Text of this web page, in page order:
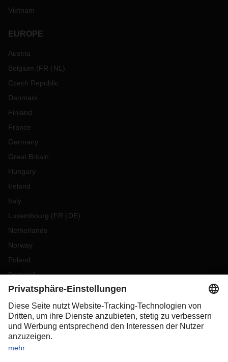
Vietnam
EUROPE
Austria
Belgium (FR NL )
Czech Republic
Denmark
Finland
France
Germany
Great Britain
Hungary
Ireland
Italy
Luxembourg (FR DE)
Netherlands
Norway
Poland
Portugal
Romania
Slovakia
Spain
Sweden
Switzerland